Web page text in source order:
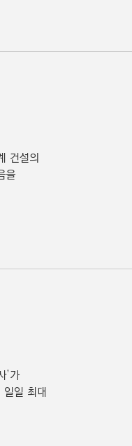
건설의
을
’가
일 최대